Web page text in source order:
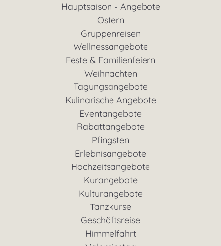
Hauptsaison - Angebote
Ostern
Gruppenreisen
Wellnessangebote
Feste & Familienfeiern
Weihnachten
Tagungsangebote
Kulinarische Angebote
Eventangebote
Rabattangebote
Pfingsten
Erlebnisangebote
Hochzeitsangebote
Kurangebote
Kulturangebote
Tanzkurse
Geschäftsreise
Himmelfahrt